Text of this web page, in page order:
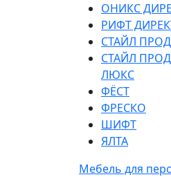
ОНИКС
РИФТ
СТАЙЛ
СТАЙЛ
ЛЮКС
ФЁСТ
ФРЕСКО
ШИФТ
ЯЛТА
Мебель для